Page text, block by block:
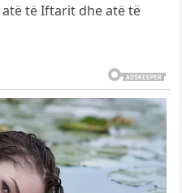
të Iftarit dhe atë të